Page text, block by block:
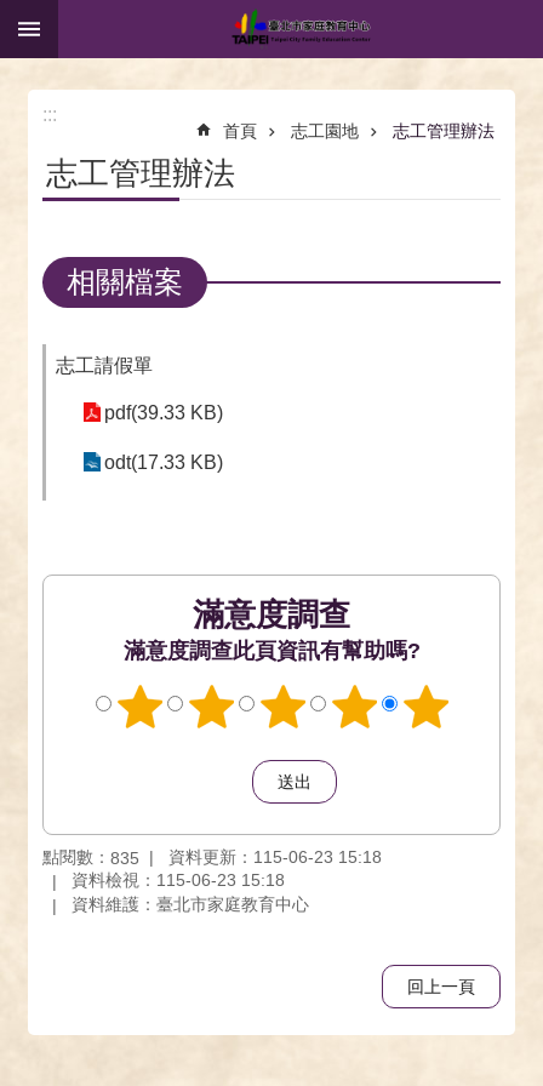
跳到主要內容區塊
:::
首頁 志工園地 志工管理辦法
志工管理辦法
相關檔案
志工請假單
pdf(39.33 KB)
odt(17.33 KB)
滿意度調查此頁資訊有幫助嗎?
點閱數： 835
資料更新：115-06-23 15:18
資料檢視：115-06-23 15:18
資料維護：臺北市家庭教育中心
回上一頁